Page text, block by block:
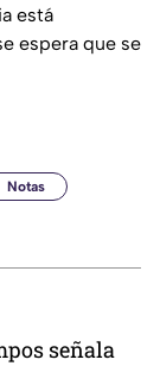
está
espera que se
Notas
señala